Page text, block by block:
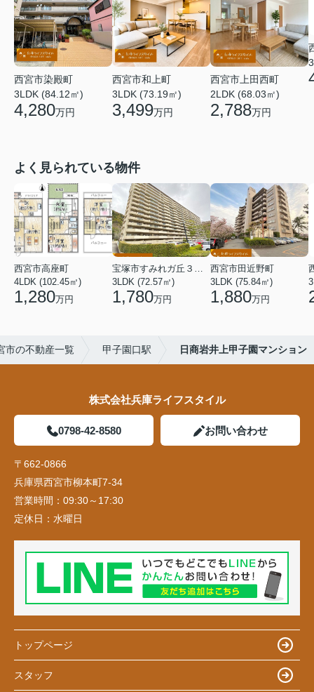
西宮市染殿町
3LDK (84.12㎡)
4,280万円
西宮市和上町
3LDK (73.19㎡)
3,499万円
西宮市上田西町
2LDK (68.03㎡)
2,788万円
よく見られている物件
西宮市高座町
4LDK (102.45㎡)
1,280万円
宝塚市すみれガ丘３丁目
3LDK (72.57㎡)
1,780万円
西宮市田近野町
3LDK (75.84㎡)
1,880万円
市の不動産一覧 甲子園口駅 日商岩井上甲子園マンション
株式会社兵庫ライフスタイル
0798-42-8580 お問い合わせ
〒662-0866
兵庫県西宮市柳本町7-34
営業時間： 09:30～17:30
定休日： 水曜日
トップページ
スタッフ